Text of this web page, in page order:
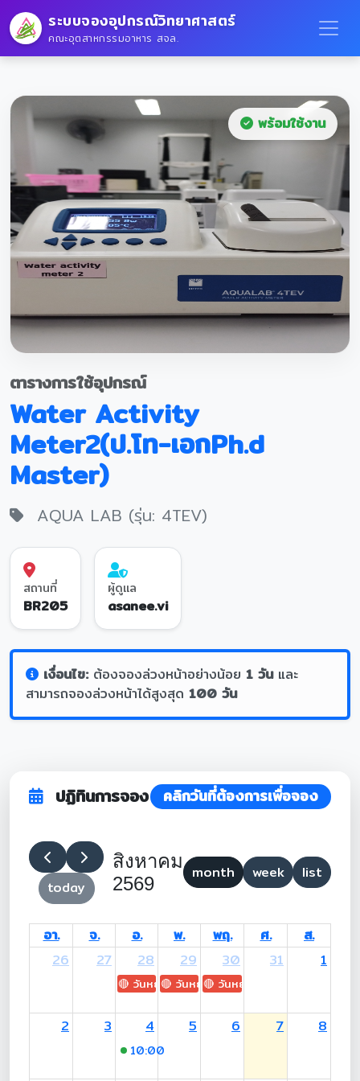
ระบบจองอุปกรณ์วิทยาศาสตร์
คณะอุตสาหกรรมอาหาร สจล.
พร้อมใช้งาน
ตารางการใช้อุปกรณ์
Water Activity
Meter2(ป.โท-เอกPh.d
Master)
AQUA LAB (รุ่น: 4TEV)
สถานที่
BR205
ผู้ดูแล
asanee.vi
เงื่อนไข:ต้องจองล่วงหน้าอย่างน้อย 1 วันและ
สามารถจองล่วงหน้าได้สูงสุด 100 วัน
ปฏิทินการจอง คลิกวันที่ต้องการเพื่อจอง
today
สิงหาคม
2569
month week list
อา. จ. อ. พ. พฤ. ศ.
ส.
26
27 28
🔴 วันหยุด: H.M. King Maha Vajiralongkorn's
29
🔴 วันหยุด: Asanha Bucha Day
30
🔴 วันหยุด: Buddhist Lent
31 1
2 3 4
10:00
5 6 7 8